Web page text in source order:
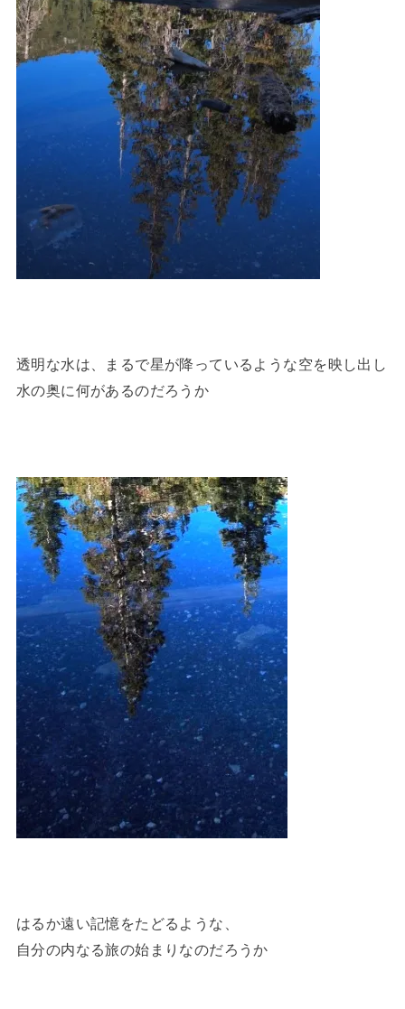
透明な水は、まるで星が降っているような空を映し出し
水の奥に何があるのだろうか
はるか遠い記憶をたどるような、
自分の内なる旅の始まりなのだろうか